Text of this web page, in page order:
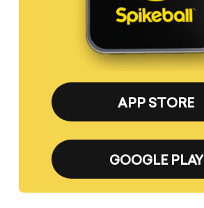
APP STORE
GOOGLE PLAY